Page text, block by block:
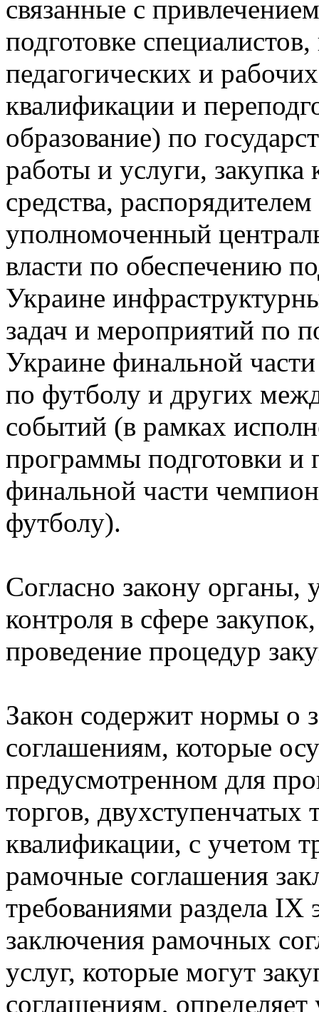
связанные с
подготовке
педагогических и
квалификации и
образование) по
работы и услуги, закупка
средства,
уполномоченный
власти по обеспечению
Украине
задач и мероприятий по
Украине финальной
по футболу и других
событий (в рамках
программы подготовки и
финальной части
футболу).
Согласно закону органы,
контроля в сфере
проведение процедур
Закон содержит нормы о
соглашениям, которые
предусмотренном для
торгов, двухступенчатых
квалификации, с учетом
рамочные соглашения
требованиями раздела ІХ
заключения рамочных
услуг, которые могут
соглашениям,